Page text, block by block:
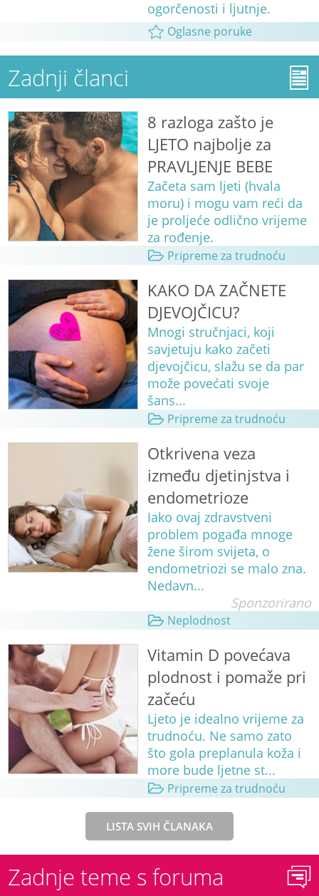
ogorčenosti i ljutnje.
Oglasne poruke
Zadnji članci
8 razloga zašto je
LJETO najbolje za
PRAVLJENJE BEBE
Začeta sam ljeti (hvala
moru) i mogu vam reći da
je proljeće odlično vrijeme
za rođenje.
Pripreme za trudnoću
KAKO DA ZAČNETE
DJEVOJČICU?
Mnogi stručnjaci, koji
savjetuju kako začeti
djevojčicu, slažu se da par
može povećati svoje
šans...
Pripreme za trudnoću
Otkrivena veza
između djetinjstva i
endometrioze
Iako ovaj zdravstveni
problem pogađa mnoge
žene širom svijeta, o
endometriozi se malo zna.
Nedavn...
Sponzorirano
Neplodnost
Vitamin D povećava
plodnost i pomaže pri
začeću
Ljeto je idealno vrijeme za
trudnoću. Ne samo zato
što gola preplanula koža i
more bude ljetne st...
Pripreme za trudnoću
LISTA SVIH ČLANAKA
Zadnje teme s foruma